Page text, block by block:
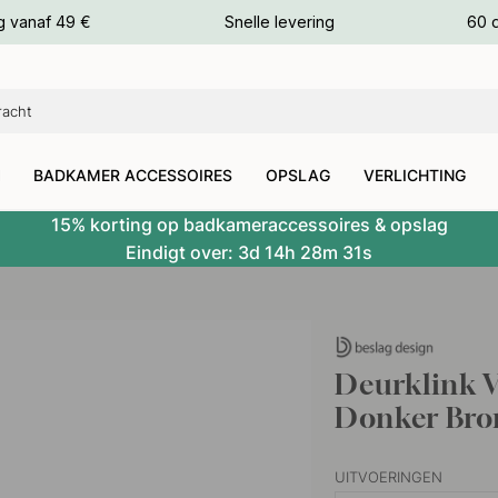
vanaf 49 € Snelle levering 60
BADKAMER ACCESSOIRES OPSLAG VERLICHTING
15% korting op badkameraccessoires & opslag
Eindigt over: 3d 14h 28m 30s
Deurklink
Donker
UITVOERINGEN